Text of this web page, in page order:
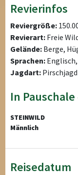
Revierinfos
Reviergröße:
Revierart: Freie
Gelände: Berge,
Sprachen:
Jagdart: Pirschjagd
In
STEINWILD
Männlich
Reisedatum